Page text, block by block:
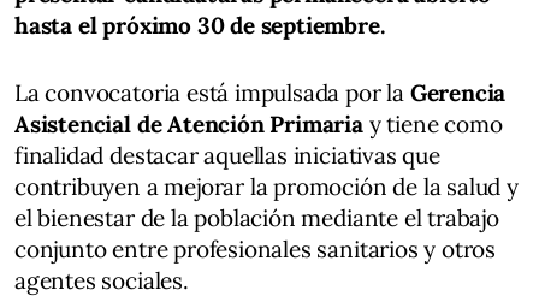
hasta el próximo 30 de septiembre.
La convocatoria está impulsada por la Gerencia
Asistencial de Atención Primariay tiene como
finalidad destacar aquellas iniciativas que
contribuyen a mejorar la promoción de la salud y
el bienestar de la población mediante el trabajo
conjunto entre profesionales sanitarios y otros
agentes sociales.